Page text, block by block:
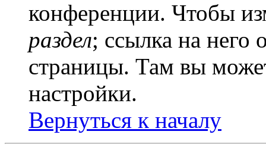
конференции. Чтобы
раздел; ссылка на него
страницы. Там вы
настройки.
Вернуться к началу